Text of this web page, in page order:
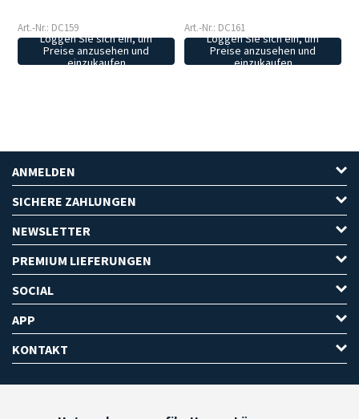
Art.-Nr.: DC159
Loggen Sie sich ein, um
Preise anzusehen und
einzukaufen
Art.-Nr.: DC161
Loggen Sie sich ein, um
Preise anzusehen und
einzukaufen
ANMELDEN
SICHERE ZAHLUNGEN
NEWSLETTER
PREMIUM LIEFERUNGEN
SOCIAL
APP
KONTAKT